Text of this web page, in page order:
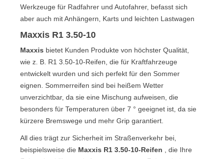
Werkzeuge für Radfahrer und Autofahrer, befasst sich
aber auch mit Anhängern, Karts und leichten Lastwagen
Maxxis R1 3.50-10
Maxxis bietet Kunden Produkte von höchster Qualität,
wie z. B. R1 3.50-10-Reifen, die für Kraftfahrzeuge
entwickelt wurden und sich perfekt für den Sommer
eignen. Sommerreifen sind bei heißem Wetter
unverzichtbar, da sie eine Mischung aufweisen, die
besonders für Temperaturen über 7 ° geeignet ist, da sie
kürzere Bremswege und mehr Grip garantiert.
All dies trägt zur Sicherheit im Straßenverkehr bei,
beispielsweise die Maxxis R1 3.50-10-Reifen , die Ihre